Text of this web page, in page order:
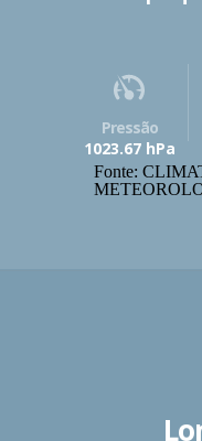
Pressão
1023.67 hPa
Fonte: